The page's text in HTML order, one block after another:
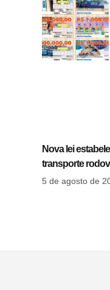
Nova lei
transporte
5 de agosto de